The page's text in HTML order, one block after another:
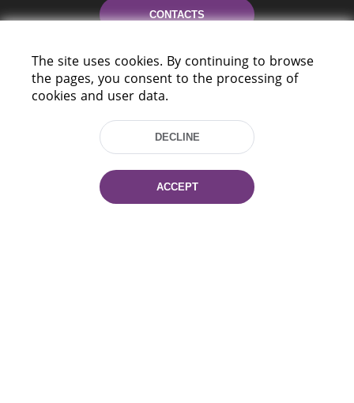
CONTACTS
HELP
220114, Niezaležnasci Ave. 116, Minsk,
The site uses cookies. By continuing to browse
the pages, you consent to the processing of
cookies and user data.
DECLINE
ACCEPT